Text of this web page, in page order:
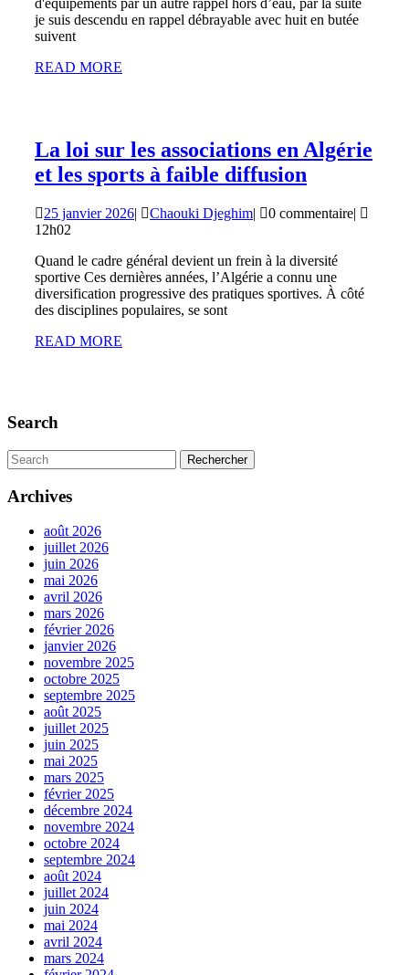
d'équipements par un autre rappel hors d’eau, par la suite
je suis descendu en rappel débrayable avec huit en butée
suivent
READ MORE
La loi sur les associations en Algérie
et les sports à faible diffusion
sur
en
25 janvier 202625
| Chaouki DjeghimChaouki
| 0 commentaire|
12h02
Quand le cadre général devient un frein à la diversité
sportive Ces dernières années, l’Algérie a connu une
diversification progressive des pratiques sportives. À côté
des disciplines populaires, se sont
READ MORE
Search
Search
for:
Archives
août 2026
juillet 2026
juin 2026
mai 2026
avril 2026
mars 2026
février 2026
janvier 2026
novembre 2025
octobre 2025
septembre 2025
août 2025
juillet 2025
juin 2025
mai 2025
mars 2025
février 2025
décembre 2024
novembre 2024
octobre 2024
septembre 2024
août 2024
juillet 2024
juin 2024
mai 2024
avril 2024
mars 2024